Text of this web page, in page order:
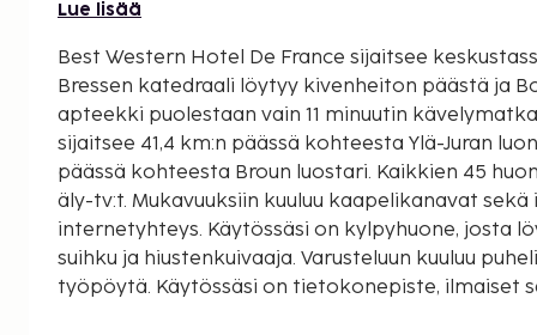
Lue lisää
Best Western Hotel De France sijaitsee
Bressen katedraali löytyy kivenheiton päästä ja
apteekki puolestaan vain 11 minuutin kävelymatkan päästä.
sijaitsee 41,4 km:n päässä kohteesta Ylä-Juran
päässä kohteesta Broun luostari. Kaikkien 45
äly-tv:t. Mukavuuksiin kuuluu kaapelikanavat
internetyhteys. Käytössäsi on kylpyhuone, josta
suihku ja hiustenkuivaaja. Varusteluun kuuluu
työpöytä. Käytössäsi on tietokonepiste, ilmaiset sanomalehdet aulassa ja